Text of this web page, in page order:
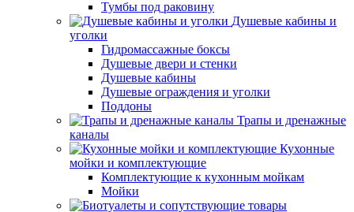
Тумбы под раковину
Душевые кабины и
уголки
Гидромассажные боксы
Душевые двери и стенки
Душевые кабины
Душевые ограждения и уголки
Поддоны
Трапы и дренажные
каналы
Кухонные
мойки и комплектующие
Комплектующие к кухонным мойкам
Мойки